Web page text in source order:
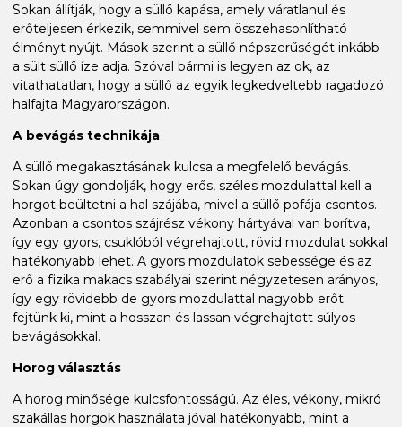
Sokan állítják, hogy a süllő kapása, amely váratlanul és
erőteljesen érkezik, semmivel sem összehasonlítható
élményt nyújt. Mások szerint a süllő népszerűségét inkább
a sült süllő íze adja. Szóval bármi is legyen az ok, az
vitathatatlan, hogy a süllő az egyik legkedveltebb ragadozó
halfajta Magyarországon.
A bevágás technikája
A süllő megakasztásának kulcsa a megfelelő bevágás.
Sokan úgy gondolják, hogy erős, széles mozdulattal kell a
horgot beültetni a hal szájába, mivel a süllő pofája csontos.
Azonban a csontos szájrész vékony hártyával van borítva,
így egy gyors, csuklóból végrehajtott, rövid mozdulat sokkal
hatékonyabb lehet. A gyors mozdulatok sebessége és az
erő a fizika makacs szabályai szerint négyzetesen arányos,
így egy rövidebb de gyors mozdulattal nagyobb erőt
fejtünk ki, mint a hosszan és lassan végrehajtott súlyos
bevágásokkal.
Horog választás
A horog minősége kulcsfontosságú. Az éles, vékony, mikró
szakállas horgok használata jóval hatékonyabb, mint a